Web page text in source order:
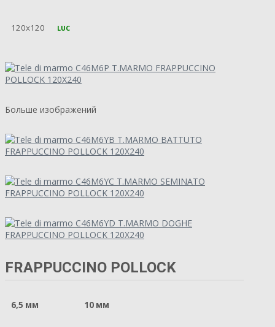
120x120 LUC
Больше изображений
FRAPPUCCINO POLLOCK
6,5 мм 10 мм